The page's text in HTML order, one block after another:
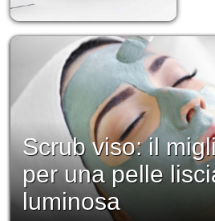
Scrub viso: il
per una pelle
luminosa